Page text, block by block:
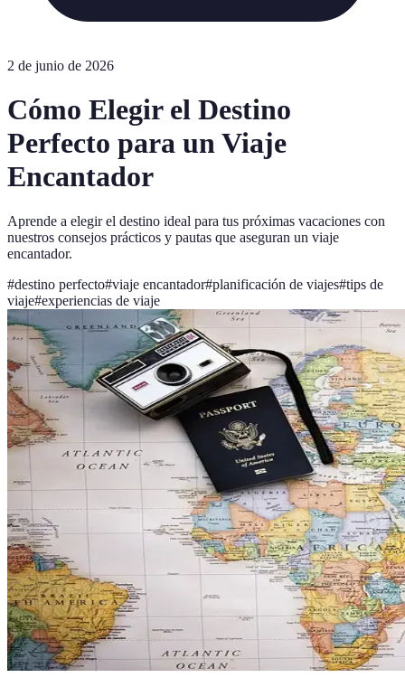
2 de junio de 2026
Cómo Elegir el Destino
Perfecto para un Viaje
Encantador
Aprende a elegir el destino ideal para tus próximas vacaciones con
nuestros consejos prácticos y pautas que aseguran un viaje
encantador.
#destino perfecto#viaje encantador#planificación de viajes#tips de
viaje#experiencias de viaje